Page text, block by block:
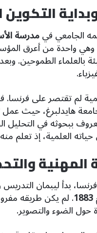
الجامعي في
وهي واحدة من أعرق
بالعلماء الطموحين.
لم تقتصر على فرنسا.
هايدلبرغ، حيث عمل
ببحوثه في التحليل
العلمية، إذ تعلم
المهنية
بدأ ليبمان
1883. لم يكن طريقه
حول الضوء والتصوير.